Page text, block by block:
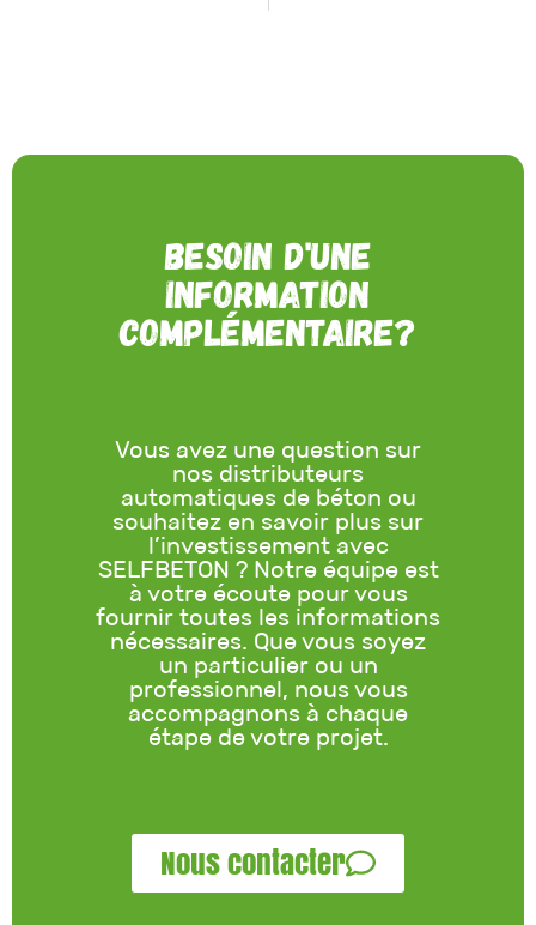
Besoin d'une
information
complémentaire?
Vous avez une question sur
nos distributeurs
automatiques de béton ou
souhaitez en savoir plus sur
l’investissement avec
SELFBETON ? Notre équipe est
à votre écoute pour vous
fournir toutes les informations
nécessaires. Que vous soyez
un particulier ou un
professionnel, nous vous
accompagnons à chaque
étape de votre projet.
Nous contacter